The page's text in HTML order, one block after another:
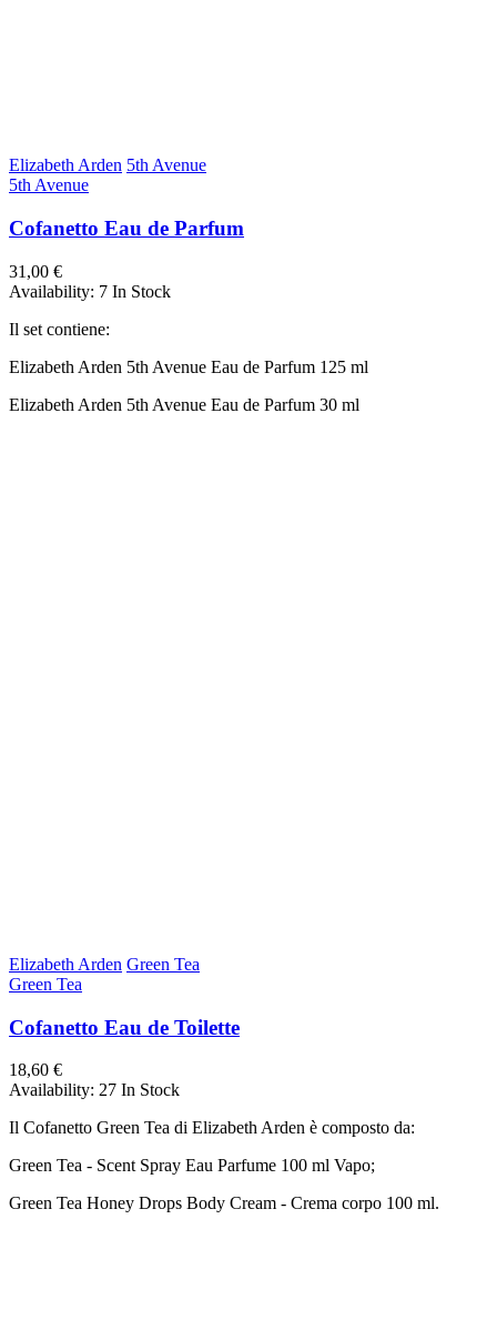
Elizabeth Arden 5th Avenue
5th Avenue
Cofanetto Eau de Parfum
31,00 €
Availability: 7 In Stock
Il set contiene:
Elizabeth Arden 5th Avenue Eau de Parfum 125 ml
Elizabeth Arden 5th Avenue Eau de Parfum 30 ml
Elizabeth Arden Green Tea
Green Tea
Cofanetto Eau de Toilette
18,60 €
Availability: 27 In Stock
Il Cofanetto Green Tea di Elizabeth Arden è composto da:
Green Tea - Scent Spray Eau Parfume 100 ml Vapo;
Green Tea Honey Drops Body Cream - Crema corpo 100 ml.